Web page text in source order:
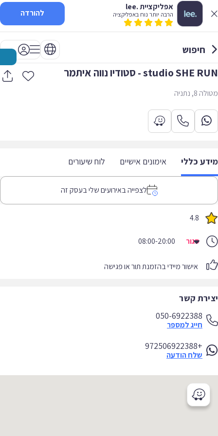
אפליקציית .lee
הרבה יותר נוח באפליקציה להורדה
חיפוש
studio SHE RUN - סטודיו נווה איתמר
מטולה 8, נתניה
מידע כללי אימונים אישיים לוח שיעורים
לצפייה באירועים שלי בעסק זה
4.8
סגור 08:00-20:00
אישור מיידי בהזמנת תור או פגישה
יצירת קשר
050-6922388
חייג למספר
+972506922388
שלח הודעה